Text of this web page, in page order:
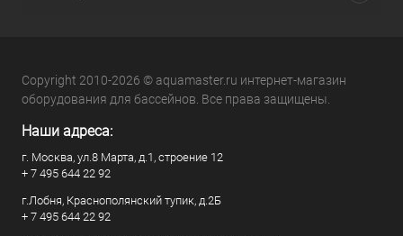
Copyright 2010-2026 © aquamaster.ru интернет-магазин
оборудования для бассейнов. Все права защищены.
Наши адреса:
г. Москва, ул.8 Марта, д.1, строение 12
+ 7 495 644 22 92
г.Лобня, Краснополянский тупик, д.2Б
+ 7 495 644 22 92